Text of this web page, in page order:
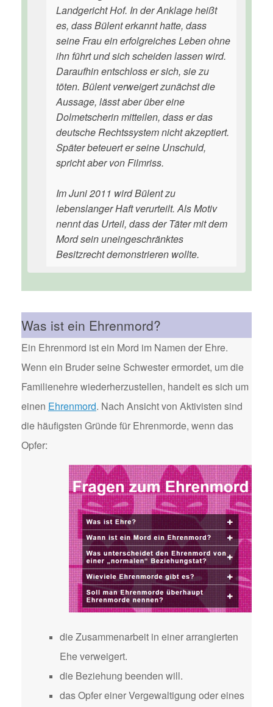
Landgericht Hof. In der Anklage heißt
es, dass Bülent erkannt hatte, dass
seine Frau ein erfolgreiches Leben ohne
ihn führt und sich scheiden lassen wird.
Daraufhin entschloss er sich, sie zu
töten. Bülent verweigert zunächst die
Aussage, lässt aber über eine
Dolmetscherin mitteilen, dass er das
deutsche Rechtssystem nicht akzeptiert.
Später beteuert er seine Unschuld,
spricht aber von Filmriss.
Im Juni 2011 wird Bülent zu
lebenslanger Haft verurteilt. Als Motiv
nennt das Urteil, dass der Täter mit dem
Mord sein uneingeschränktes
Besitzrecht demonstrieren wollte.
Was ist ein Ehrenmord?
Ein Ehrenmord ist ein Mord im Namen der Ehre.
Wenn ein Bruder seine Schwester ermordet, um die
Familienehre wiederherzustellen, handelt es sich um
einen Ehrenmord. Nach Ansicht von Aktivisten sind
die häufigsten Gründe für Ehrenmorde, wenn das
Opfer:
die Zusammenarbeit in einer arrangierten
Ehe verweigert.
die Beziehung beenden will.
das Opfer einer Vergewaltigung oder eines